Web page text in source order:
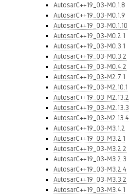
AutosarC++19_03-M0.1.8
AutosarC++19_03-M0.1.9
AutosarC++19_03-M0.1.10
AutosarC++19_03-M0.2.1
AutosarC++19_03-M0.3.1
AutosarC++19_03-M0.3.2
AutosarC++19_03-M0.4.2
AutosarC++19_03-M2.7.1
AutosarC++19_03-M2.10.1
AutosarC++19_03-M2.13.2
AutosarC++19_03-M2.13.3
AutosarC++19_03-M2.13.4
AutosarC++19_03-M3.1.2
AutosarC++19_03-M3.2.1
AutosarC++19_03-M3.2.2
AutosarC++19_03-M3.2.3
AutosarC++19_03-M3.2.4
AutosarC++19_03-M3.3.2
AutosarC++19_03-M3.4.1